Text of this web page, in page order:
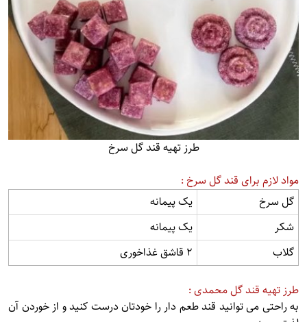
طرز تهیه قند گل سرخ
مواد لازم برای قند گل سرخ :
گل سرخ
یک پیمانه
شکر
یک پیمانه
گلاب
2 قاشق غذاخوری
طرز تهیه قند گل محمدی :
به راحتی می توانید قند طعم دار را خودتان درست کنید و از خوردن آن